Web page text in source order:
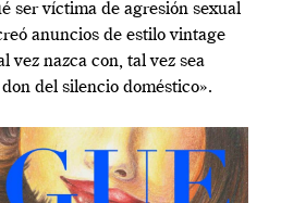
ser víctima de agresión sexual
anuncios de estilo vintage
vez nazca con, tal vez sea
del silencio doméstico».